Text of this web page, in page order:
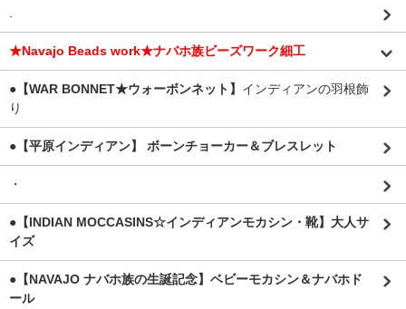
.
★Navajo Beads work★ナバホ族ビーズワーク細工
●【WAR BONNET★ウォーボンネット】 インディアンの羽根飾
り
●【平原インディアン】 ボーンチョーカー＆ブレスレット
・
●【INDIAN MOCCASINS☆インディアンモカシン・靴】大人サ
イズ
●【NAVAJO ナバホ族の生誕記念】ベビーモカシン＆ナバホド
ール